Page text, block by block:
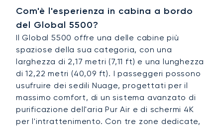
Com'è l'esperienza in cabina a bordo
del Global 5500?
Il Global 5500 offre una delle cabine più
spaziose della sua categoria, con una
larghezza di 2,17 metri (7,11 ft) e una lunghezza
di 12,22 metri (40,09 ft). I passeggeri possono
usufruire dei sedili Nuage, progettati per il
massimo comfort, di un sistema avanzato di
purificazione dell'aria Pur Air e di schermi 4K
per l'intrattenimento. Con tre zone dedicate,